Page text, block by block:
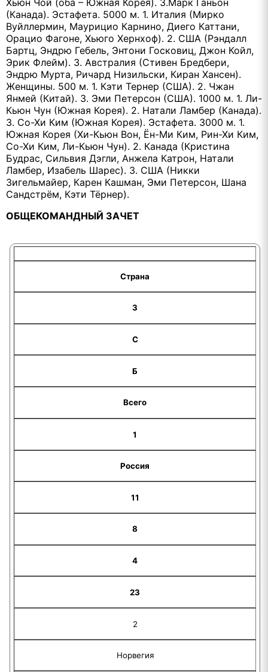
Хьюн Чой (оба – Южная Корея). 3.Марк Ганьон
(Канада). Эстафета. 5000 м. 1. Италия (Мирко
Вуйллермин, Маурицио Карнино, Диего Каттани,
Орацио Фагоне, Хьюго Хернхоф). 2. США (Рэндалл
Бартц, Эндрю Гебель, Энтони Госковиц, Джон Койл,
Эрик Флейм). 3. Австралия (Стивен Бредбери,
Эндрю Мурта, Ричард Низильски, Киран Хансен).
Женщины. 500 м. 1. Кэти Тернер (США). 2. Чжан
Янмей (Китай). 3. Эми Петерсон (США). 1000 м. 1. Ли-
Кьюн Чун (Южная Корея). 2. Натали Ламбер (Канада).
3. Со-Хи Ким (Южная Корея). Эстафета. 3000 м. 1.
Южная Корея (Хи-Кьюн Вон, Ён-Ми Ким, Рин-Хи Ким,
Со-Хи Ким, Ли-Кьюн Чун). 2. Канада (Кристина
Будрас, Сильвия Дэгли, Анжела Катрон, Натали
Ламбер, Изабель Шарес). 3. США (Никки
Зигельмайер, Карен Кашман, Эми Петерсон, Шана
Сандстрём, Кэти Тёрнер).
ОБЩЕКОМАНДНЫЙ ЗАЧЕТ
Страна
З
С
Б
Всего
1
Россия
11
8
4
23
2
Норвегия